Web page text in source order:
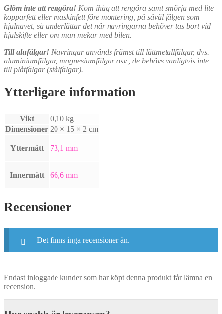
Glöm inte att rengöra! Kom ihåg att rengöra samt smörja med lite
kopparfett eller maskinfett före montering, på såväl fälgen som
hjulnavet, så underlättar det när navringarna behöver tas bort vid
hjulskifte eller om man mekar med bilen.
Till alufälgar! Navringar används främst till lättmetallfälgar, dvs.
aluminiumfälgar, magnesiumfälgar osv., de behövs vanligtvis inte
till plåtfälgar (stålfälgar).
Ytterligare information
Vikt
0,10 kg
Dimensioner 20 × 15 × 2 cm
Yttermått 73,1 mm
Innermått 66,6 mm
Recensioner
Det finns inga recensioner än.
Endast inloggade kunder som har köpt denna produkt får lämna en
recension.